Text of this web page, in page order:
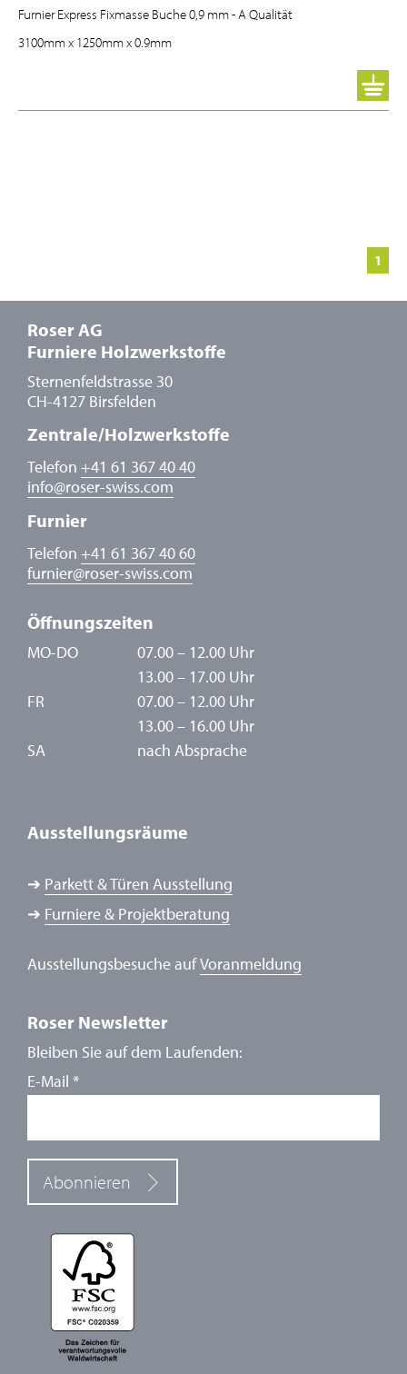
Furnier Express Fixmasse Buche 0,9 mm - A Qualität
3100mmx 1250mmx0.9mm
1
Roser AG
Furniere Holzwerkstoffe
Sternenfeldstrasse 30
CH-4127 Birsfelden
Zentrale/Holzwerkstoffe
Telefon +41 61 367 40 40
info@roser-swiss.com
Furnier
Telefon +41 61 367 40 60
furnier@roser-swiss.com
Öffnungszeiten
MO-DO
07.00 – 12.00 Uhr
13.00 – 17.00 Uhr
FR
07.00 – 12.00 Uhr
13.00 – 16.00 Uhr
SA
nach Absprache
Ausstellungsräume
➔ Parkett & Türen Ausstellung
➔ Furniere & Projektberatung
Ausstellungsbesuche aufVoranmeldung
Roser Newsletter
Bleiben Sie auf dem Laufenden:
E-Mail *
Abonnieren